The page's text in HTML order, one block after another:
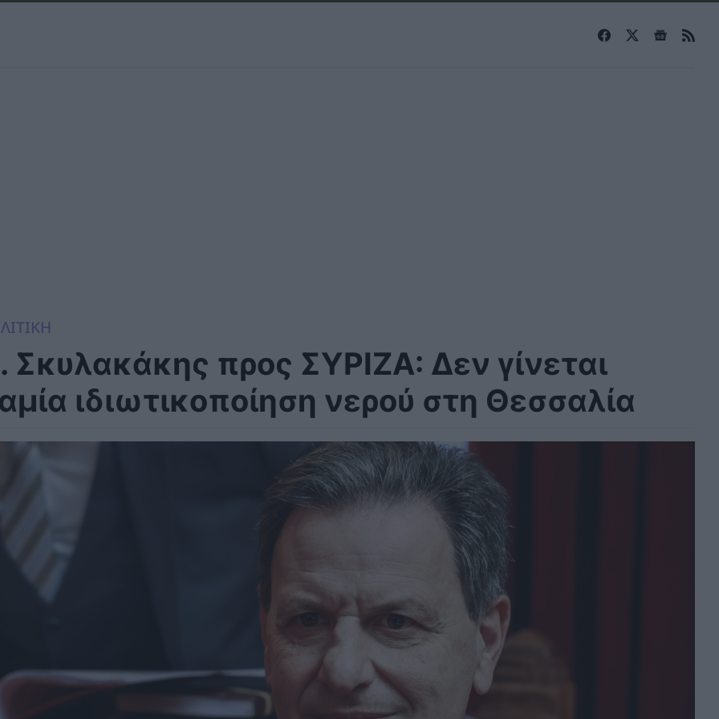
Σκυλακάκης προς ΣΥΡΙΖΑ: Δεν γίνεται
ιδιωτικοποίηση νερού στη Θεσσαλία